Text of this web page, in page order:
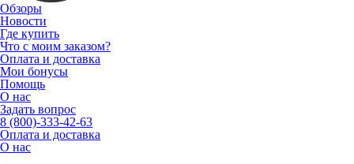
Обзоры
Новости
Где купить
Что с моим заказом?
Оплата и доставка
Мои бонусы
Помощь
О нас
Задать вопрос
8 (800)-333-42-63
Оплата и доставка
О нас